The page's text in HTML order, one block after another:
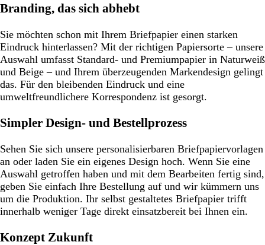
Branding, das sich abhebt
Sie möchten schon mit Ihrem Briefpapier einen starken
Eindruck hinterlassen? Mit der richtigen Papiersorte – unsere
Auswahl umfasst Standard- und Premiumpapier in Naturweiß
und Beige – und Ihrem überzeugenden Markendesign gelingt
das. Für den bleibenden Eindruck und eine
umweltfreundlichere Korrespondenz ist gesorgt.
Simpler Design- und Bestellprozess
Sehen Sie sich unsere personalisierbaren Briefpapiervorlagen
an oder laden Sie ein eigenes Design hoch. Wenn Sie eine
Auswahl getroffen haben und mit dem Bearbeiten fertig sind,
geben Sie einfach Ihre Bestellung auf und wir kümmern uns
um die Produktion. Ihr selbst gestaltetes Briefpapier trifft
innerhalb weniger Tage direkt einsatzbereit bei Ihnen ein.
Konzept Zukunft